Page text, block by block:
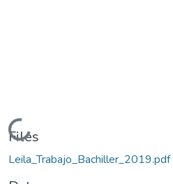
Loading...
Files
Leila_Trabajo_Bachiller_2019.pdf